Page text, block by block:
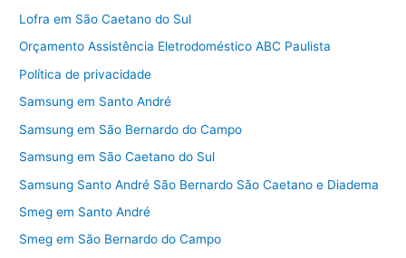
Lofra em São Caetano do Sul
Orçamento Assistência Eletrodoméstico ABC Paulista
Política de privacidade
Samsung em Santo André
Samsung em São Bernardo do Campo
Samsung em São Caetano do Sul
Samsung Santo André São Bernardo São Caetano e Diadema
Smeg em Santo André
Smeg em São Bernardo do Campo